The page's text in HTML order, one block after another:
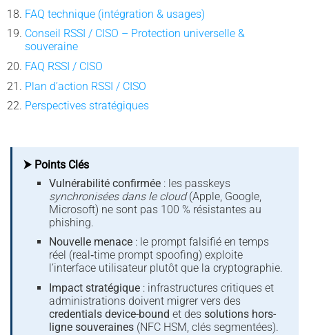
FAQ technique (intégration & usages)
Conseil RSSI / CISO – Protection universelle &
souveraine
FAQ RSSI / CISO
Plan d’action RSSI / CISO
Perspectives stratégiques
⮞ Points Clés
Vulnérabilité confirmée: les passkeys
synchronisées dans le cloud(Apple, Google,
Microsoft) ne sont pas 100 % résistantes au
phishing.
Nouvelle menace: le prompt falsifié en temps
réel (real‑time prompt spoofing) exploite
l’interface utilisateur plutôt que la cryptographie.
Impact stratégique: infrastructures critiques et
administrations doivent migrer vers des
credentials device-bound et des solutions hors-
ligne souveraines(NFC HSM, clés segmentées).